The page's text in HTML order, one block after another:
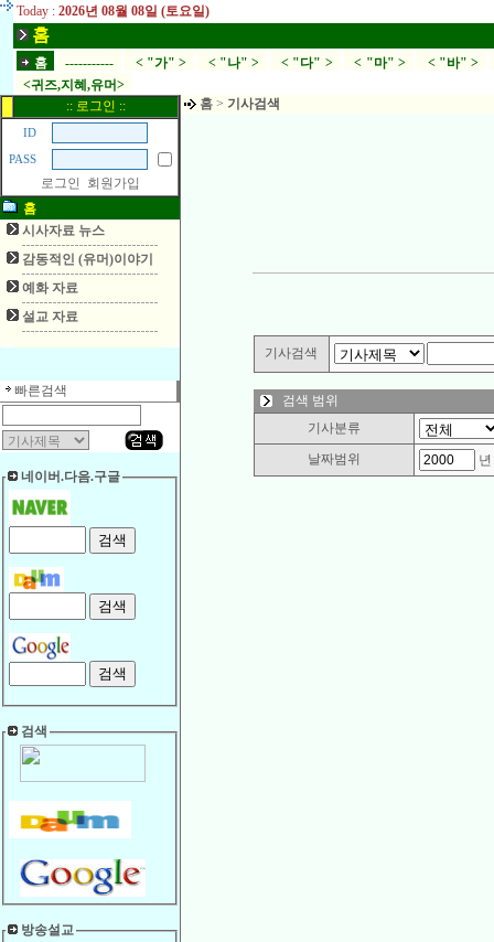
Today : 2026년 08월 08일 (토요일)
홈
홈 ----------- < "가" > < "나" > < "다" > < "마" > < "바" >
<귀즈,지혜,유머>
:: 로그인 ::
ID
PASS
로그인
회원가입
홈
시사자료 뉴스
감동적인 (유머)이야기
예화 자료
설교 자료
빠른검색
네이버.다음.구글
검색
방송설교
홈 > 기사검색
기사검색
검색 범위
기사분류
날짜범위